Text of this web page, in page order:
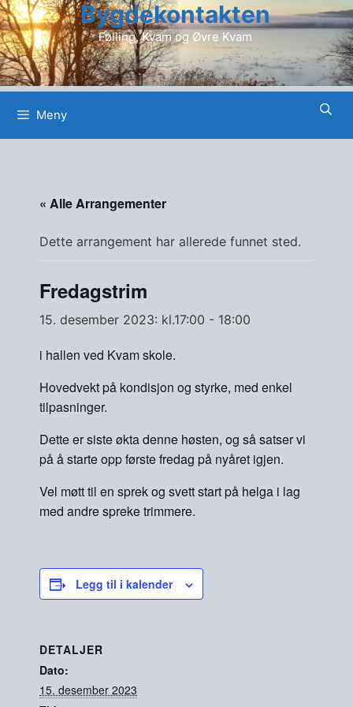
Hopp
til
innhold
Bygdekontakten
Følling, Kvam og Øvre Kvam
Meny
« Alle Arrangementer
Dette arrangement har allerede funnet sted.
Fredagstrim
15. desember 2023: kl.17:00 - 18:00
i hallen ved Kvam skole.
Hovedvekt på kondisjon og styrke, med enkel
tilpasninger.
Dette er siste økta denne høsten, og så satser vi
på å starte opp første fredag på nyåret igjen.
Vel møtt til en sprek og svett start på helga i lag
med andre spreke trimmere.
Legg til i kalender
DETALJER
Dato:
15. desember 2023